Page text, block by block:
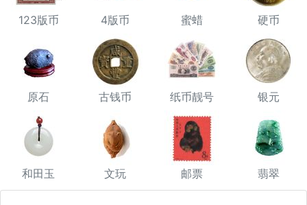
123版币 4版币 蜜蜡 硬币
原石 古钱币 纸币靓号 银元
和田玉 文玩 邮票 翡翠